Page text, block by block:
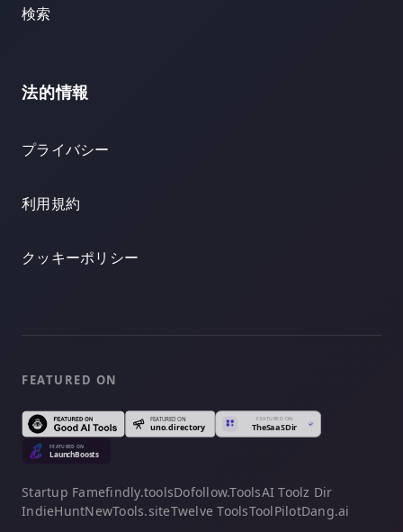
検索
法的情報
プライバシー
利用規約
クッキーポリシー
FEATURED ON
Startup Famefindly.toolsDofollow.ToolsAI Toolz Dir
IndieHuntNewTools.siteTwelve ToolsToolPilotDang.ai